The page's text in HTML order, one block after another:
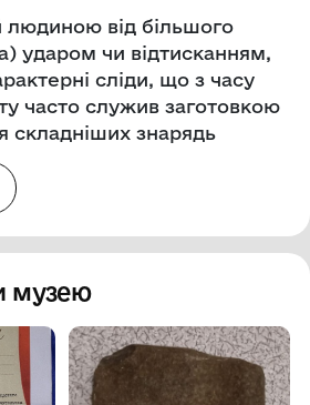
людиною від більшого
ударом чи відтисканням,
сліди, що з часу
часто служив заготовкою
складніших знарядь
музею